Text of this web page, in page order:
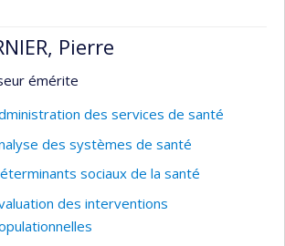
de la gestion par programmes
en milieu psychiatrique, prévention du
d'urgence (par exemple : évaluation du
des appels aux services d’urgence,
des flottes ambulancières); traitement
: analyse de la décision médicale,
systèmes d’information en santé).
Pierre
émérite
des services de santé
des systèmes de santé
sociaux de la santé
des interventions